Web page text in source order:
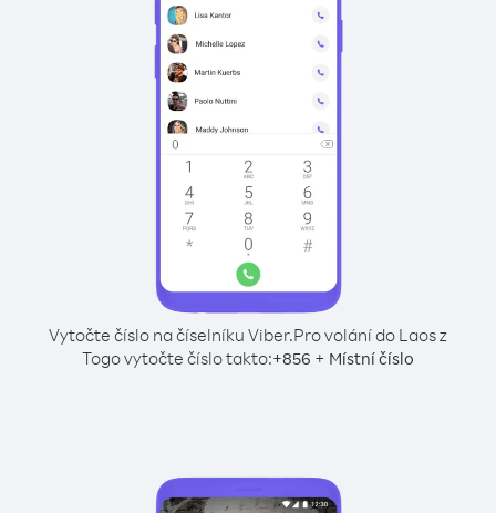
Vytočte číslo na číselníku Viber.Pro volání do Laos z
Togo vytočte číslo takto:+856 + Místní číslo